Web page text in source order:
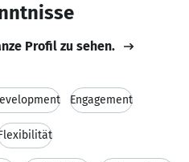
Profil zu sehen.
Engagement